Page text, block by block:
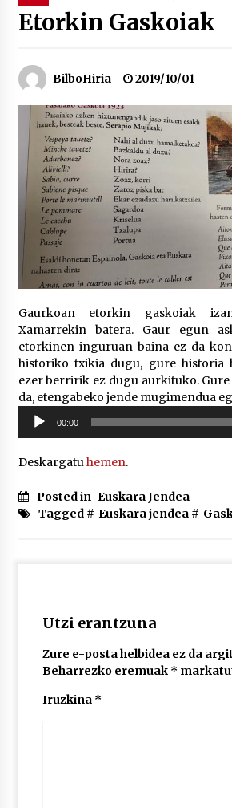
Bakaikuko barnetegitik
berezia
2026/07/16
Tuba eta
Kontserbatorioan
2026/07/16
Auzoportala :
2026/07/15
Gaur abitua da Bilbao
2026/07/09
POTTO: San Pedro
2026/07/09
2026/07/07
Auritz Iñurrietaren
2026/07/03
Etorkin Gaskoiak
BilboHiria 2019/10/01
Gaurkoan etorkin gaskoiak
Xamarrekin batera. Gaur egun
etorkinen inguruan baina ez da
historiko txikia dugu, gure historia
ezer berririk ez dugu aurkituko.
da, etengabeko jende mugimendua
Soinu
erreproduzigailua
00:00
Deskargatuhemen.
Posted in Euskara Jendea
Tagged # Euskara jendea#
Utzi erantzuna
Zure e-posta helbidea ez da
Beharrezko eremuak *
Iruzkina *